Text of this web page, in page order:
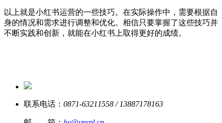
以上就是小红书运营的一些技巧。在实际操作中，需要根据自
身的情况和需求进行调整和优化。相信只要掌握了这些技巧并
不断实践和创新，就能在小红书上取得更好的成绩。
联系电话： 0871-63211558 / 13887178163